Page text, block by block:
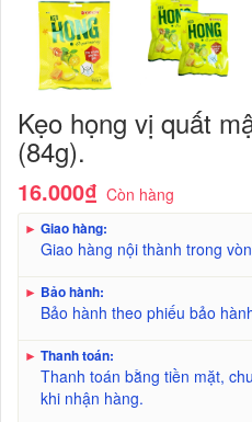
Kẹo họng vị quất
(84g).
16.000₫ Còn hàng
► Giao hàng:
Giao hàng nội thành trong
► Bảo hành:
Bảo hành theo phiếu bảo
► Thanh toán:
Thanh toán bằng tiền mặt,
khi nhận hàng.